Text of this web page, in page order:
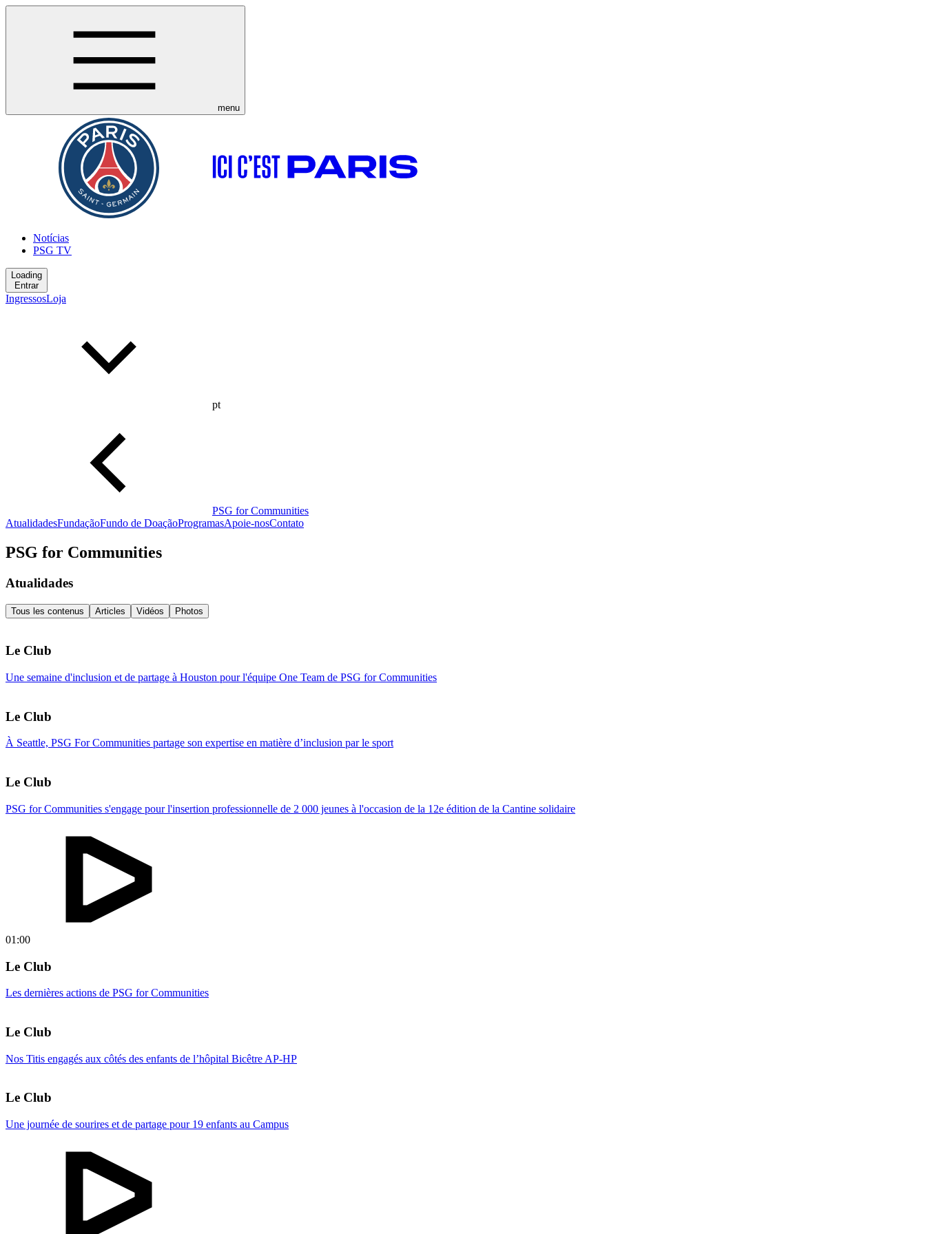
menu
Notícias
PSG TV
Loading
Entrar
IngressosLoja
pt
PSG for Communities
AtualidadesFundaçãoFundo de DoaçãoProgramasApoie-nosContato
PSG for Communities
Atualidades
Tous les contenus Articles Vidéos Photos
Le Club
Une semaine d'inclusion et de partage à Houston pour l'équipe One Team de PSG for Communities
Le Club
À Seattle, PSG For Communities partage son expertise en matière d’inclusion par le sport
Le Club
PSG for Communities s'engage pour l'insertion professionnelle de 2 000 jeunes à l'occasion de la 12e édition de la Cantine solidaire
01:00
Le Club
Les dernières actions de PSG for Communities
Le Club
Nos Titis engagés aux côtés des enfants de l’hôpital Bicêtre AP-HP
Le Club
Une journée de sourires et de partage pour 19 enfants au Campus